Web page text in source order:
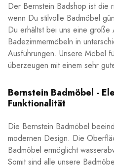
Der Bernstein Badshop ist die
wenn Du stilvolle Badmöbel
Du erhältst bei uns eine große
Badezimmermöbeln in
Ausführungen. Unsere Möbel
überzeugen mit einem sehr
Bernstein Badmöbel -
Funktionalität
Die Bernstein Badmöbel
modernen Design. Die
Badmöbel ermöglicht
Somit sind alle unsere